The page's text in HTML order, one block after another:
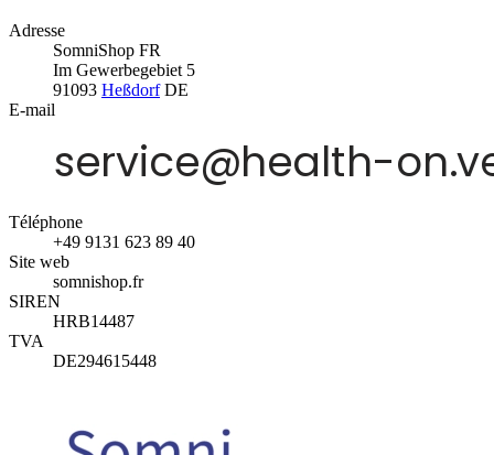
Adresse
SomniShop FR
Im Gewerbegebiet 5
91093 HeßdorfDE
E-mail
Téléphone
+49 9131 623 89 40
Site web
somnishop.fr
SIREN
HRB14487
TVA
DE294615448